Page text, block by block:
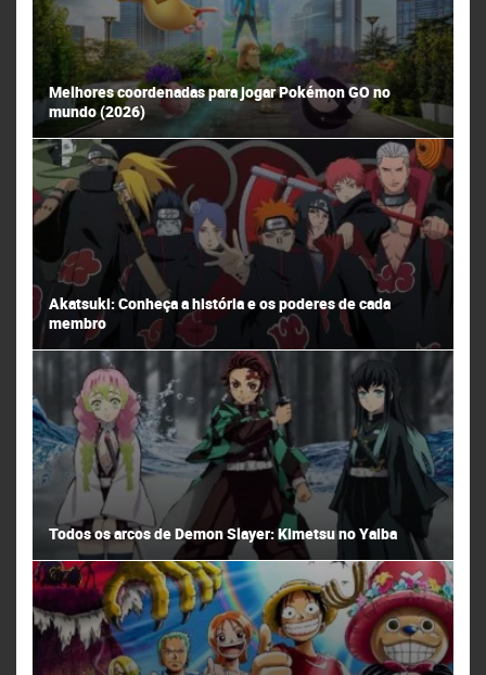
Melhores coordenadas para jogar Pokémon GO no
mundo (2026)
Akatsuki: Conheça a história e os poderes de cada
membro
Todos os arcos de Demon Slayer: Kimetsu no Yaiba